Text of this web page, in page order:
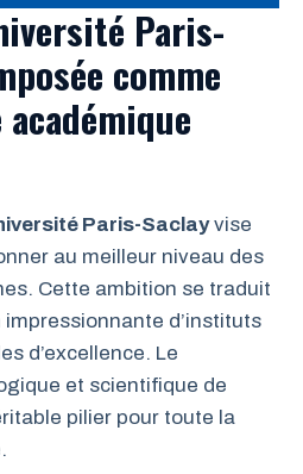
Paris-
comme
Paris-Saclayvise
au meilleur niveau des
Cette ambition se traduit
d’instituts
d’excellence. Le
et scientifique de
pilier pour toute la